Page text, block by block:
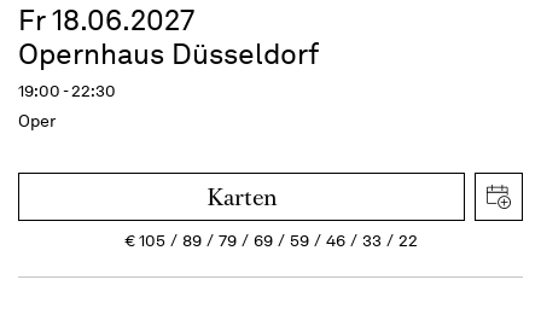
Fr 18.06.2027
Opernhaus Düsseldorf
19:00 - 22:30
Oper
Karten
€105 89 79 69 59 46 33 22